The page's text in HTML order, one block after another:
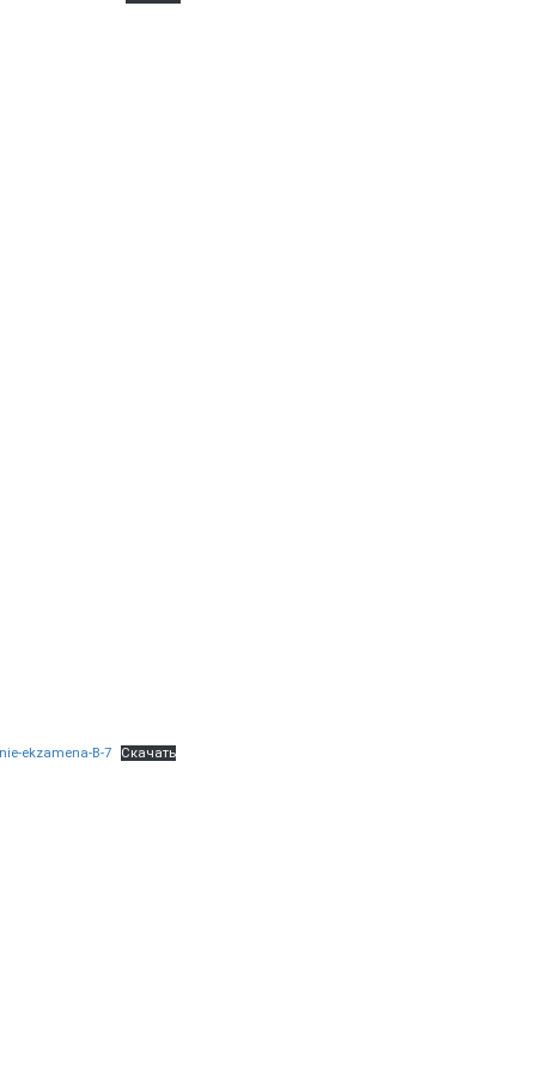
ekzamena-B-7 Скачать